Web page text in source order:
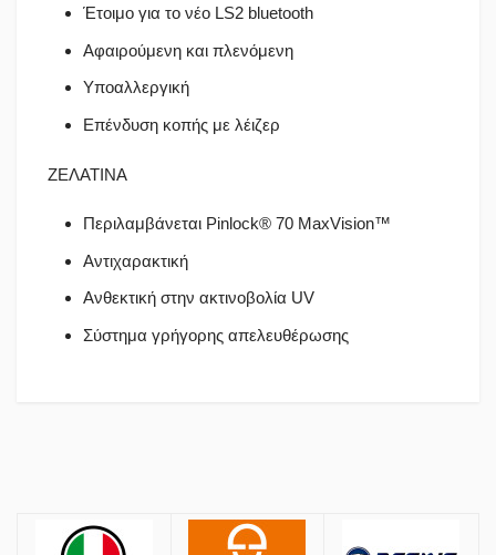
Έτοιμο για το νέο LS2 bluetooth
Αφαιρούμενη και πλενόμενη
Υποαλλεργική
Επένδυση κοπής με λέιζερ
ΖΕΛΑΤΙΝΑ
Περιλαμβάνεται Pinlock® 70 MaxVision™
Αντιχαρακτική
Ανθεκτική στην ακτινοβολία UV
Σύστημα γρήγορης απελευθέρωσης
Αποστολές